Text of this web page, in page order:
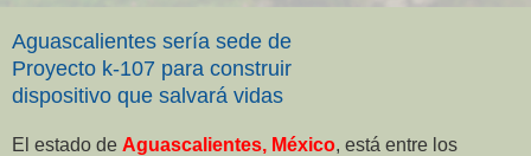
Aguascalientes sería sede de
Proyecto k-107 para construir
dispositivo que salvará vidas
El estado de Aguascalientes, México, está entre los